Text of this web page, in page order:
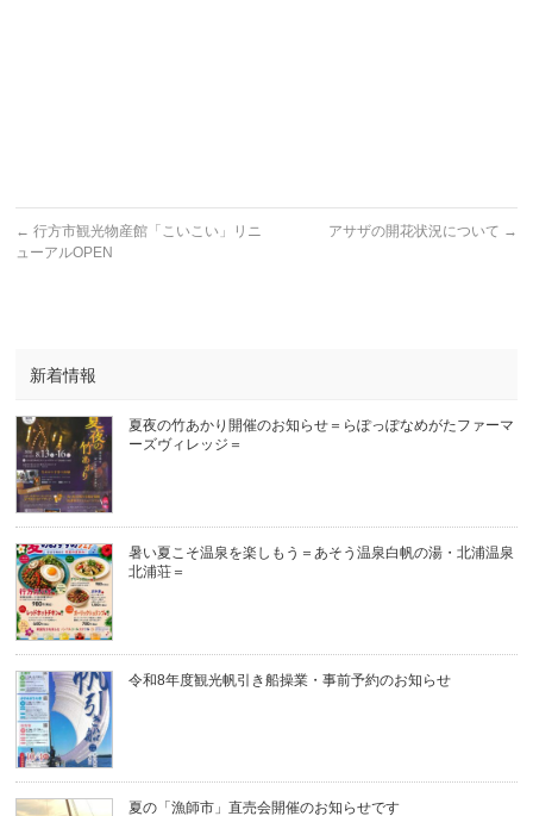
← 行方市観光物産館「こいこい」リニ
ューアルOPEN
アサザの開花状況について →
新着情報
夏夜の竹あかり開催のお知らせ＝らぽっぽなめがたファーマ
ーズヴィレッジ＝
暑い夏こそ温泉を楽しもう＝あそう温泉白帆の湯・北浦温泉
北浦荘＝
令和8年度観光帆引き船操業・事前予約のお知らせ
夏の「漁師市」直売会開催のお知らせです